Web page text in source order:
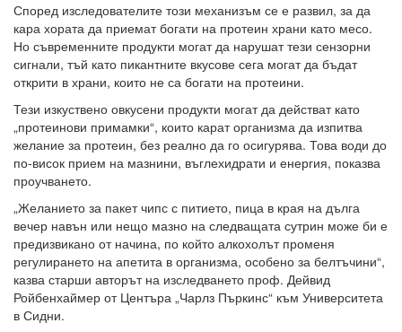
Според изследователите този механизъм се е развил, за да
кара хората да приемат богати на протеин храни като месо.
Но съвременните продукти могат да нарушат тези сензорни
сигнали, тъй като пикантните вкусове сега могат да бъдат
открити в храни, които не са богати на протеини.
Тези изкуствено овкусени продукти могат да действат като
„протеинови примамки“, които карат организма да изпитва
желание за протеин, без реално да го осигурява. Това води до
по-висок прием на мазнини, въглехидрати и енергия, показва
проучването.
„Желанието за пакет чипс с питието, пица в края на дълга
вечер навън или нещо мазно на следващата сутрин може би е
предизвикано от начина, по който алкохолът променя
регулирането на апетита в организма, особено за белтъчини“,
казва старши авторът на изследването проф. Дейвид
Ройбенхаймер от Центъра „Чарлз Пъркинс“ към Университета
в Сидни.